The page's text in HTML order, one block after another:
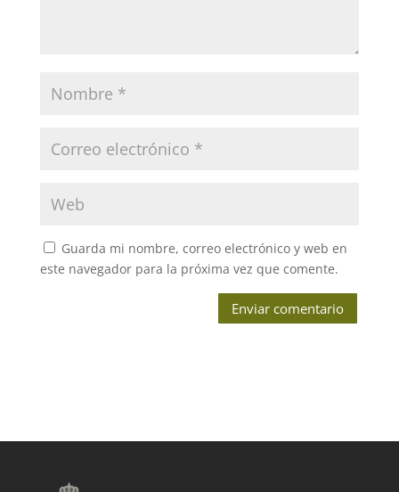
Guarda mi nombre, correo electrónico y web en
este navegador para la próxima vez que comente.
Enviar comentario